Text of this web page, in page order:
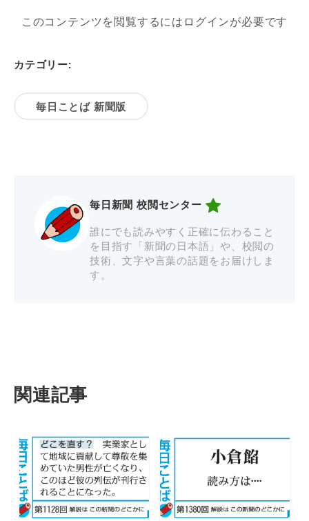
このコンテンツを閲覧するにはログインが必要です
カテゴリー:
毎日ことば 新聞版
毎日新聞 校閲センター
誰にでも読みやすく正確に伝わること
を目指す「新聞の日本語」や、校閲の
技術、文字や言葉の話題をお届けしま
す。
関連記事